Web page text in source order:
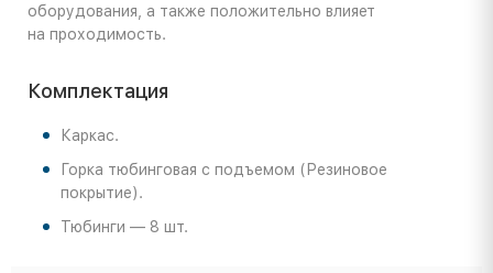
оборудования, а также положительно влияет
на проходимость.
Комплектация
Каркас.
Горка тюбинговая с подъемом (Резиновое
покрытие).
Тюбинги — 8 шт.